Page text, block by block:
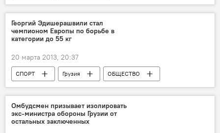
Георгий Эдишерашвили стал
чемпионом Европы по борьбе в
категории до 55 кг
20 марта 2013, 20:37
СПОРТ Грузия
ОБЩЕСТВО
НОВОСТИ
Омбудсмен призывает изолировать
экс-министра обороны Грузии от
остальных заключенных